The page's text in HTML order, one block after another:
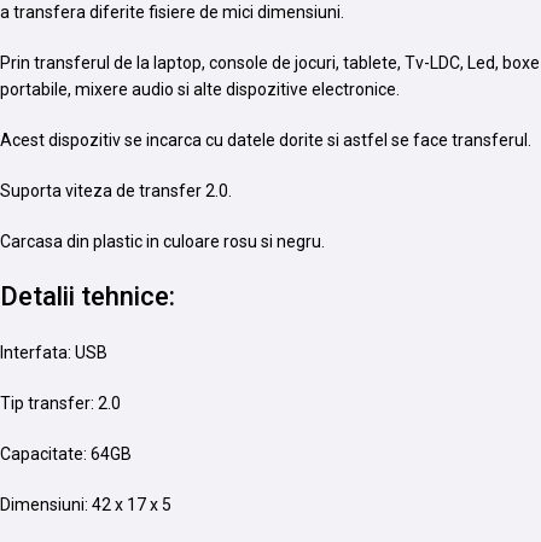
a transfera diferite fisiere de mici dimensiuni.
Prin transferul de la laptop, console de jocuri, tablete, Tv-LDC, Led, boxe
portabile, mixere audio si alte dispozitive electronice.
Acest dispozitiv se incarca cu datele dorite si astfel se face transferul.
Suporta viteza de transfer 2.0.
Carcasa din plastic in culoare rosu si negru.
Detalii tehnice:
Interfata: USB
Tip transfer: 2.0
Capacitate: 64GB
Dimensiuni: 42 x 17 x 5